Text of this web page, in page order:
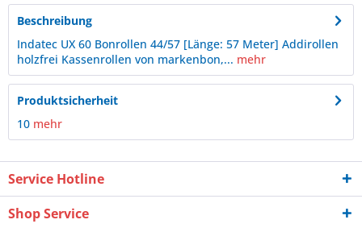
Beschreibung
Indatec UX 60 Bonrollen 44/57 [Länge: 57 Meter] Addirollen
holzfrei Kassenrollen von markenbon,... mehr
Produktsicherheit
10 mehr
Service Hotline
Shop Service